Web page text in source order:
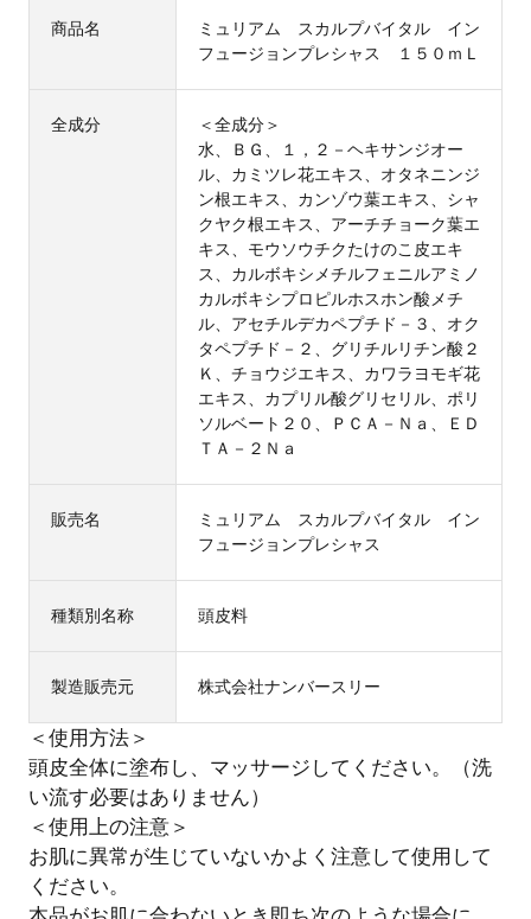
商品名
ミュリアム スカルプバイタル イン
フュージョンプレシャス １５０ｍＬ
全成分
＜全成分＞
水、ＢＧ、１，２－ヘキサンジオー
ル、カミツレ花エキス、オタネニンジ
ン根エキス、カンゾウ葉エキス、シャ
クヤク根エキス、アーチチョーク葉エ
キス、モウソウチクたけのこ皮エキ
ス、カルボキシメチルフェニルアミノ
カルボキシプロピルホスホン酸メチ
ル、アセチルデカペプチド－３、オク
タペプチド－２、グリチルリチン酸２
Ｋ、チョウジエキス、カワラヨモギ花
エキス、カプリル酸グリセリル、ポリ
ソルベート２０、ＰＣＡ－Ｎａ、ＥＤ
ＴＡ－２Ｎａ
販売名
ミュリアム スカルプバイタル イン
フュージョンプレシャス
種類別名称 頭皮料
製造販売元 株式会社ナンバースリー
＜使用方法＞
頭皮全体に塗布し、マッサージしてください。（洗
い流す必要はありません）
＜使用上の注意＞
お肌に異常が生じていないかよく注意して使用して
ください。